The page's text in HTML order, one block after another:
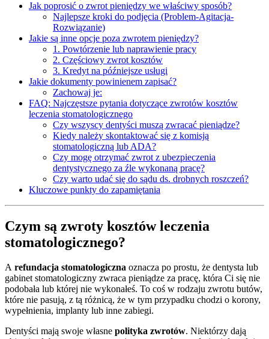
Jak poprosić o zwrot pieniędzy we właściwy sposób?
Najlepsze kroki do podjęcia (Problem-Agitacja-
Rozwiązanie)
Jakie są inne opcje poza zwrotem pieniędzy?
1. Powtórzenie lub naprawienie pracy
2. Częściowy zwrot kosztów
3. Kredyt na późniejsze usługi
Jakie dokumenty powinienem zapisać?
Zachowaj je:
FAQ: Najczęstsze pytania dotyczące zwrotów kosztów
leczenia stomatologicznego
Czy wszyscy dentyści muszą zwracać pieniądze?
Kiedy należy skontaktować się z komisją
stomatologiczną lub ADA?
Czy mogę otrzymać zwrot z ubezpieczenia
dentystycznego za źle wykonaną pracę?
Czy warto udać się do sądu ds. drobnych roszczeń?
Kluczowe punkty do zapamiętania
Czym są zwroty kosztów leczenia
stomatologicznego?
A refundacja stomatologiczna oznacza po prostu, że dentysta lub
gabinet stomatologiczny zwraca pieniądze za pracę, która Ci się nie
podobała lub której nie wykonałeś. To coś w rodzaju zwrotu butów,
które nie pasują, z tą różnicą, że w tym przypadku chodzi o korony,
wypełnienia, implanty lub inne zabiegi.
Dentyści mają swoje własne polityka zwrotów. Niektórzy dają